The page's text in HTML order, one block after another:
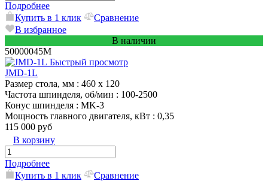
Подробнее
Купить в 1 клик
Сравнение
В избранное
В наличии
50000045M
Быстрый просмотр
JMD-1L
Размер стола, мм : 460 x 120
Частота шпинделя, об/мин : 100-2500
Конус шпинделя : MK-3
Мощность главного двигателя, кВт : 0,35
115 000 руб
В корзину
Подробнее
Купить в 1 клик
Сравнение